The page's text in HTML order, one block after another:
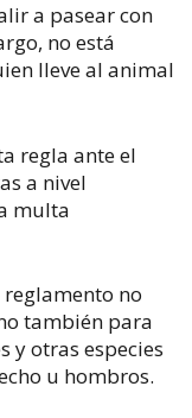
a pasear con
no está
lleve al animal
regla ante el
a nivel
multa
no
también para
y otras especies
u hombros.